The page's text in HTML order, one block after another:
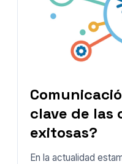
clave de las
exitosas?
En la actualidad